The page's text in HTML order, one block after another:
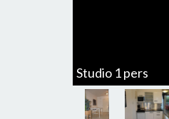
Studio 1 pers